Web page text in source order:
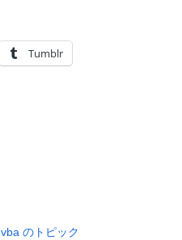
Tumblr
vba のトピック